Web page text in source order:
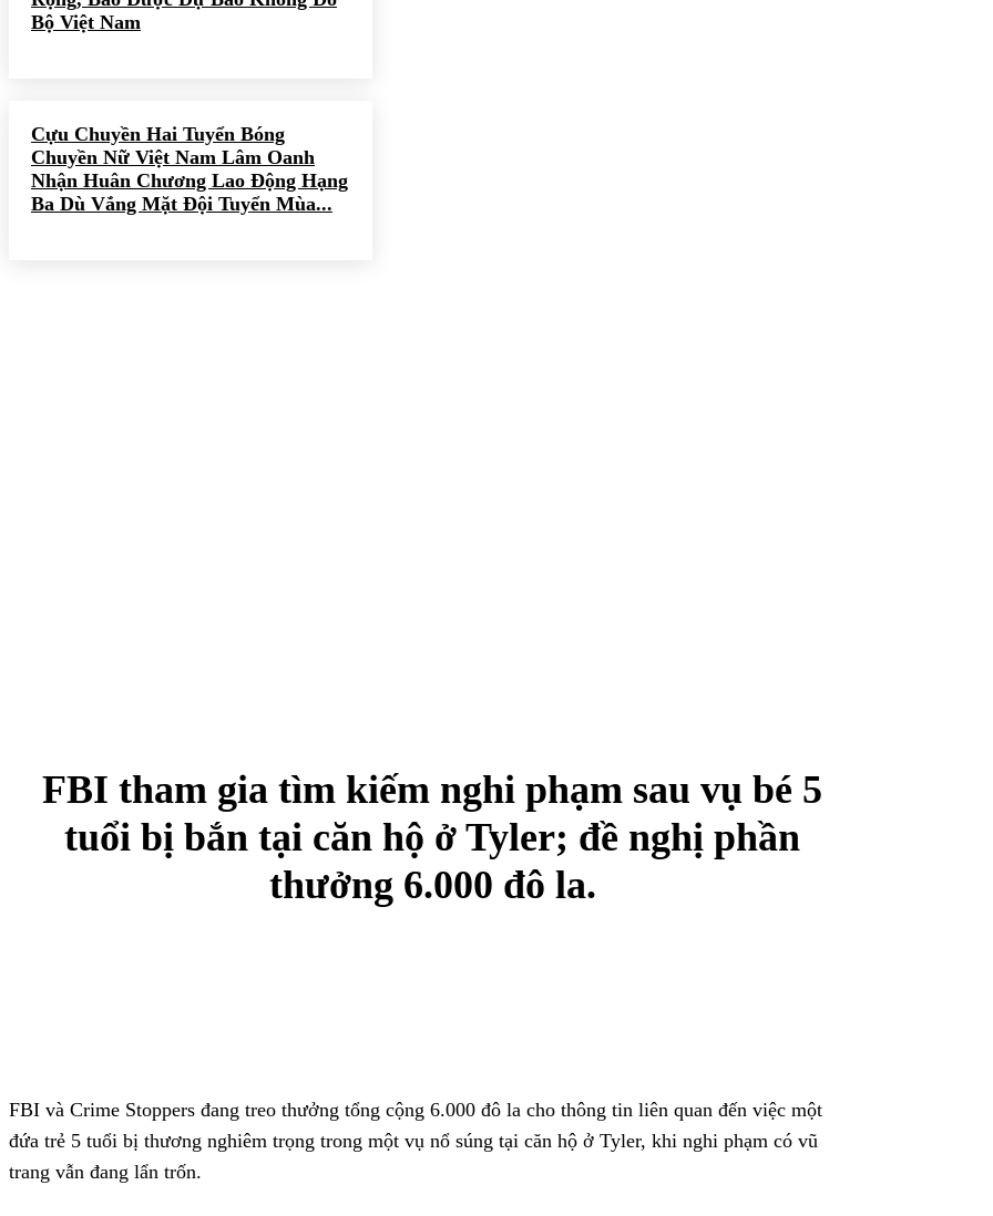
Bộ Việt Nam
Cựu Chuyền Hai Tuyển Bóng
Chuyền Nữ Việt Nam Lâm Oanh
Nhận Huân Chương Lao Động Hạng
Ba Dù Vắng Mặt Đội Tuyển Mùa...
FBI tham gia tìm kiếm nghi phạm sau vụ bé 5
tuổi bị bắn tại căn hộ ở Tyler; đề nghị phần
thưởng 6.000 đô la.
FBI và Crime Stoppers đang treo thưởng tổng cộng 6.000 đô la cho thông tin liên quan đến việc một
đứa trẻ 5 tuổi bị thương nghiêm trọng trong một vụ nổ súng tại căn hộ ở Tyler, khi nghi phạm có vũ
trang vẫn đang lẩn trốn.